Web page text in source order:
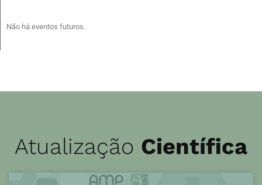
Não há eventos futuros.
Atualização Científica